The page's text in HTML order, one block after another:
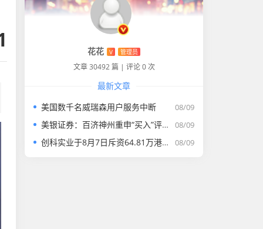
花花 V 管理员
文章 30492 篇 | 评论 0 次
最新文章
08/09
美国数千名威瑞森用户服务中断
08/09
美银证券：百济神州重申“买入”评级 目标价升至255.43港元
08/09
创科实业于8月7日斥资64.81万港元回购4500股